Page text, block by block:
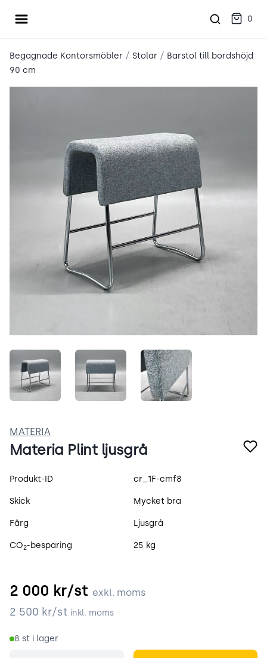
Öppna meny 0
Begagnade Kontorsmöbler / Stolar / Barstol till bordshöjd
90 cm
2nD1XQWz7yNG.jpeg69zyKJd7JpyN.jpegclqUJTbOP49x.jpeg
MATERIA
Materia Plint ljusgrå
Produktspecifikation
Produkt-ID cr_1F-cmf8
Skick Mycket bra
Färg Ljusgrå
CO2-besparing 25 kg
2 000 kr/st exkl. moms
2 500 kr/st inkl. moms
8 st i lager